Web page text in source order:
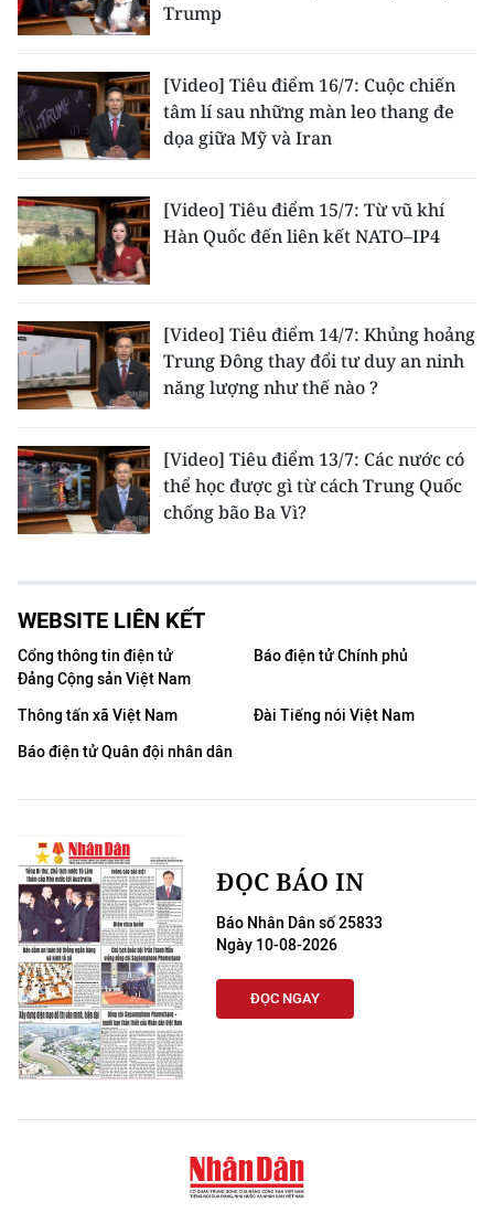
Trump
[Video] Tiêu điểm 16/7: Cuộc chiến
tâm lí sau những màn leo thang đe
dọa giữa Mỹ và Iran
[Video] Tiêu điểm 15/7: Từ vũ khí
Hàn Quốc đến liên kết NATO–IP4
[Video] Tiêu điểm 14/7: Khủng hoảng
Trung Đông thay đổi tư duy an ninh
năng lượng như thế nào ?
[Video] Tiêu điểm 13/7: Các nước có
thể học được gì từ cách Trung Quốc
chống bão Ba Vì?
WEBSITE LIÊN KẾT
Cổng thông tin điện tử
Đảng Cộng sản Việt Nam
Báo điện tử Chính phủ
Thông tấn xã Việt Nam
Đài Tiếng nói Việt Nam
Báo điện tử Quân đội nhân dân
ĐỌC BÁO IN
Báo Nhân Dân số 25833
Ngày 10-08-2026
ĐỌC NGAY